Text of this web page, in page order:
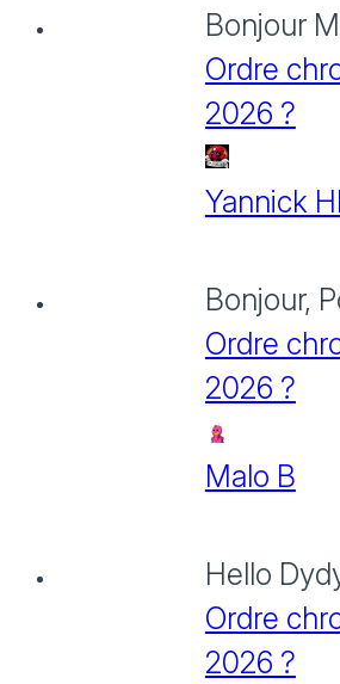
Bonjour
Ordre
2026 ?
Yannick
Bonjour,
Ordre
2026 ?
Malo B
Hello
Ordre
2026 ?